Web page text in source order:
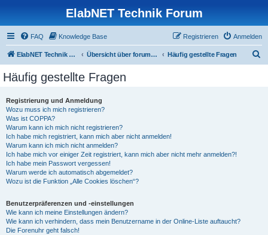
ElabNET Technik Forum
FAQ Knowledge Base Anmelden
Registrieren
ElabNET Technik Forum Übersicht über forum.timberwolf.io Häufig gestellte Fragen
Häufig gestellte Fragen
Registrierung und Anmeldung
Wozu muss ich mich registrieren?
Was ist COPPA?
Warum kann ich mich nicht registrieren?
Ich habe mich registriert, kann mich aber nicht anmelden!
Warum kann ich mich nicht anmelden?
Ich habe mich vor einiger Zeit registriert, kann mich aber nicht mehr anmelden?!
Ich habe mein Passwort vergessen!
Warum werde ich automatisch abgemeldet?
Wozu ist die Funktion „Alle Cookies löschen“?
Benutzerpräferenzen und -einstellungen
Wie kann ich meine Einstellungen ändern?
Wie kann ich verhindern, dass mein Benutzername in der Online-Liste auftaucht?
Die Forenuhr geht falsch!